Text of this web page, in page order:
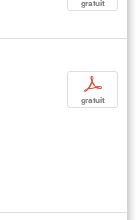
gratuit
p
gratuit